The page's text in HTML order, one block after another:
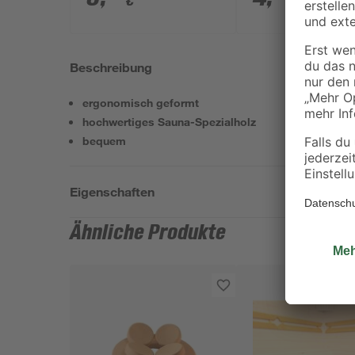
Beschreibung
ergonomisch geformt
hochwertiges Sauna-Spezialholz
bequem
Eigenschaften
Ähnliche Produkte